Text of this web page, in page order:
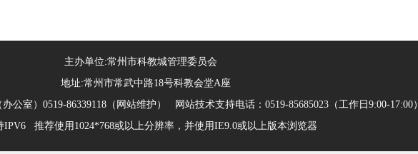
主办单位:常州市科教城管理委员会
地址:常州市常武中路18号科教会堂A座
公室）0519-86339118（网站维护） 网站技术支持电话：0519-85685023（工作日9:00-17:00）
IPV6 推荐使用1024*768或以上分辨率，并使用IE9.0或以上版本浏览器